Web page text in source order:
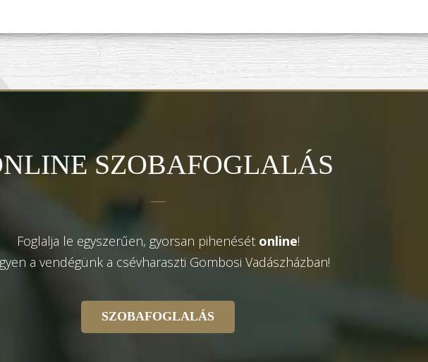
SZOBAFOGLALÁS
Foglalja le egyszerűen, gyorsan pihenését online!
a vendégünk a csévharaszti Gombosi Vadászházban!
SZOBAFOGLALÁS